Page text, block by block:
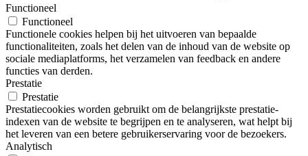
Functioneel
Functioneel
Functionele cookies helpen bij het uitvoeren van bepaalde
functionaliteiten, zoals het delen van de inhoud van de website op
sociale mediaplatforms, het verzamelen van feedback en andere
functies van derden.
Prestatie
Prestatie
Prestatiecookies worden gebruikt om de belangrijkste prestatie-
indexen van de website te begrijpen en te analyseren, wat helpt bij
het leveren van een betere gebruikerservaring voor de bezoekers.
Analytisch